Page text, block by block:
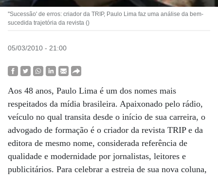
''Sucessão' de erros: criador da TRIP, Paulo Lima faz uma análise da bem-
sucedida trajetória da revista ()
05/03/2010 - 21:00
Aos 48 anos, Paulo Lima é um dos nomes mais
respeitados da mídia brasileira. Apaixonado pelo rádio,
veículo no qual transita desde o início de sua carreira, o
advogado de formação é o criador da revista TRIP e da
editora de mesmo nome, considerada referência de
qualidade e modernidade por jornalistas, leitores e
publicitários. Para celebrar a estreia de sua nova coluna,